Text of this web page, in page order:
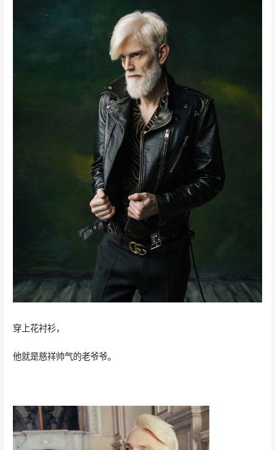
穿上花衬衫，
他就是慈祥帅气的老爷爷。